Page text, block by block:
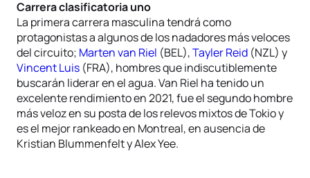
Carrera clasificatoria uno
La primera carrera masculina tendrá como
protagonistas a algunos de los nadadores más veloces
del circuito; Marten van Riel (BEL),Tayler Reid (NZL) y
Vincent Luis (FRA), hombres que indiscutiblemente
buscarán liderar en el agua. Van Riel ha tenido un
excelente rendimiento en 2021, fue el segundo hombre
más veloz en su posta de los relevos mixtos de Tokio y
es el mejor rankeado en Montreal, en ausencia de
Kristian Blummenfelt y Alex Yee.